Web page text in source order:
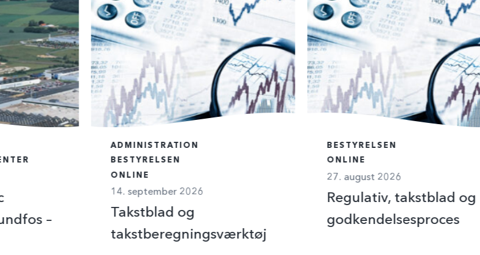
–
ADMINISTRATION
BESTYRELSEN
ONLINE
14. september 2026
Takstblad og
takstberegningsværktøj
BESTYRELSEN
ONLINE
27. august 2026
Regulativ, takstblad og
godkendelsesproces